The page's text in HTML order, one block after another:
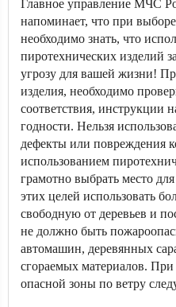
Главное управление МЧС
напоминает, что при
необходимо знать, что
пиротехнических изделий
угрозу для вашей жизни!
изделия, необходимо
соответствия, инструкции
годности. Нельзя
дефекты или повреждения
использованием
грамотно выбрать место
этих целей использовать
свободную от деревьев и
не должно быть
автомашин, деревянных
сгораемых материалов. При
опасной зоны по ветру